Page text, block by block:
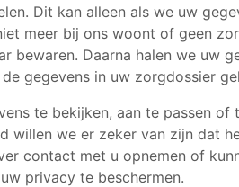
Dit kan alleen als we uw
meer bij ons woont of geen
bewaren. Daarna halen we uw
gegevens in uw zorgdossier
te bekijken, aan te passen of
willen we er zeker van zijn dat
contact met u opnemen of
privacy te beschermen.